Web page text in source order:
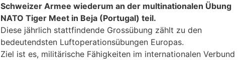
Schweizer Armee wiederum an der multinationalen Übung
NATO Tiger Meet in Beja (Portugal) teil.
Diese jährlich stattfindende Grossübung zählt zu den
bedeutendsten Luftoperationsübungen Europas.
Ziel ist es, militärische Fähigkeiten im internationalen Verbund